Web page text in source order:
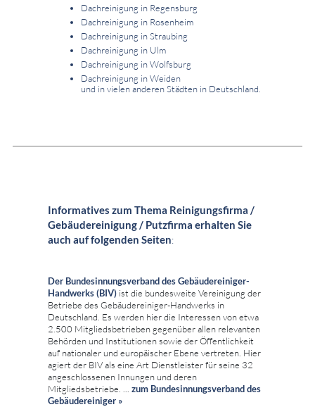
Dachreinigung in Regensburg
Dachreinigung in Rosenheim
Dachreinigung in Straubing
Dachreinigung in Ulm
Dachreinigung in Wolfsburg
Dachreinigung in Weiden
und in vielen anderen Städten in Deutschland.
Informatives zum Thema Reinigungsfirma /
Gebäudereinigung / Putzfirma erhalten Sie
auch auf folgenden Seiten:
Der Bundesinnungsverband des Gebäudereiniger-
Handwerks (BIV) ist die bundesweite Vereinigung der
Betriebe des Gebäudereiniger-Handwerks in
Deutschland. Es werden hier die Interessen von etwa
2.500 Mitgliedsbetrieben gegenüber allen relevanten
Behörden und Institutionen sowie der Öffentlichkeit
auf nationaler und europäischer Ebene vertreten. Hier
agiert der BIV als eine Art Dienstleister für seine 32
angeschlossenen Innungen und deren
Mitgliedsbetriebe. ... zum Bundesinnungsverband des
Gebäudereiniger »